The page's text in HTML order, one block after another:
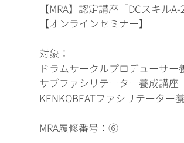
【MRA】認定講座「DCスキルA-2
【オンラインセミナー】
対象：
ドラムサークルプロデューサー
サブファシリテーター養成講座
KENKOBEATファシリテーター
MRA履修番号：⑥